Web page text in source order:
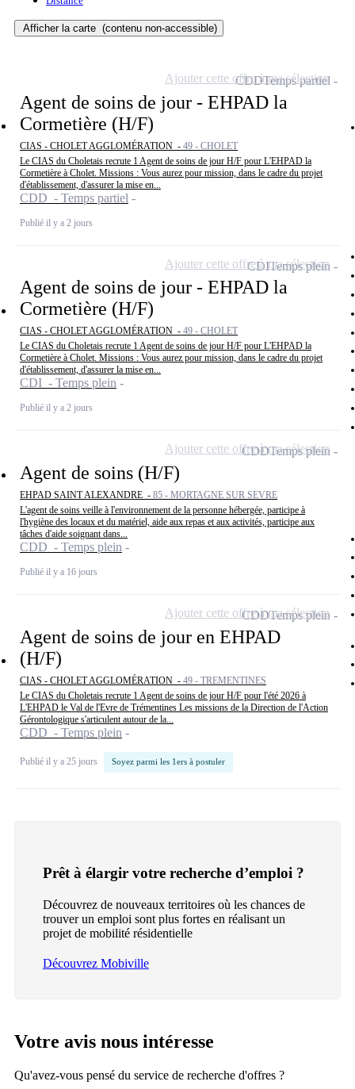
Afficher la carte (contenu non-accessible)
Agent de soins de jour - EHPAD la
Cormetière (H/F)
CIAS - CHOLET AGGLOMÉRATION - 49 - CHOLET
Le CIAS du Choletais recrute 1 Agent de soins de jour H/F pour L'EHPAD la
Cormetière à Cholet. Missions : Vous aurez pour mission, dans le cadre du projet
d'établissement, d'assurer la mise en...
CDD - Temps partiel
Publié il y a 2 jours
CDDTemps partiel
Ajouter cette offre à ma sélection
Agent de soins de jour - EHPAD la
Cormetière (H/F)
CIAS - CHOLET AGGLOMÉRATION - 49 - CHOLET
Le CIAS du Choletais recrute 1 Agent de soins de jour H/F pour L'EHPAD la
Cormetière à Cholet. Missions : Vous aurez pour mission, dans le cadre du projet
d'établissement, d'assurer la mise en...
CDI - Temps plein
Publié il y a 2 jours
CDITemps plein
Ajouter cette offre à ma sélection
Agent de soins (H/F)
EHPAD SAINT ALEXANDRE - 85 - MORTAGNE SUR SEVRE
L'agent de soins veille à l'environnement de la personne hébergée, participe à
l'hygiène des locaux et du matériel, aide aux repas et aux activités, participe aux
tâches d'aide soignant dans...
CDD - Temps plein
Publié il y a 16 jours
CDDTemps plein
Ajouter cette offre à ma sélection
Agent de soins de jour en EHPAD
(H/F)
CIAS - CHOLET AGGLOMÉRATION - 49 - TREMENTINES
Le CIAS du Choletais recrute 1 Agent de soins de jour H/F pour l'été 2026 à
L'EHPAD le Val de l'Evre de Trémentines Les missions de la Direction de l'Action
Gérontologique s'articulent autour de la...
CDD - Temps plein
Publié il y a 25 jours Soyez parmi les 1ers à postuler
CDDTemps plein
Ajouter cette offre à ma sélection
Prêt à élargir votre recherche d’emploi ?
Découvrez de nouveaux territoires où les chances de
trouver un emploi sont plus fortes en réalisant un
projet de mobilité résidentielle
Découvrez Mobiville
Votre avis nous intéresse
Qu'avez-vous pensé du service de recherche d'offres ?